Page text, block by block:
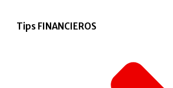
Tips FINANCIEROS